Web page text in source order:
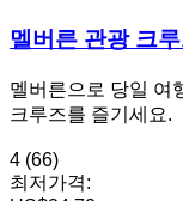
멜버른 관광 크
멜버른으로 당일 여
크루즈를 즐기세요.
4 (66)
최저가격: